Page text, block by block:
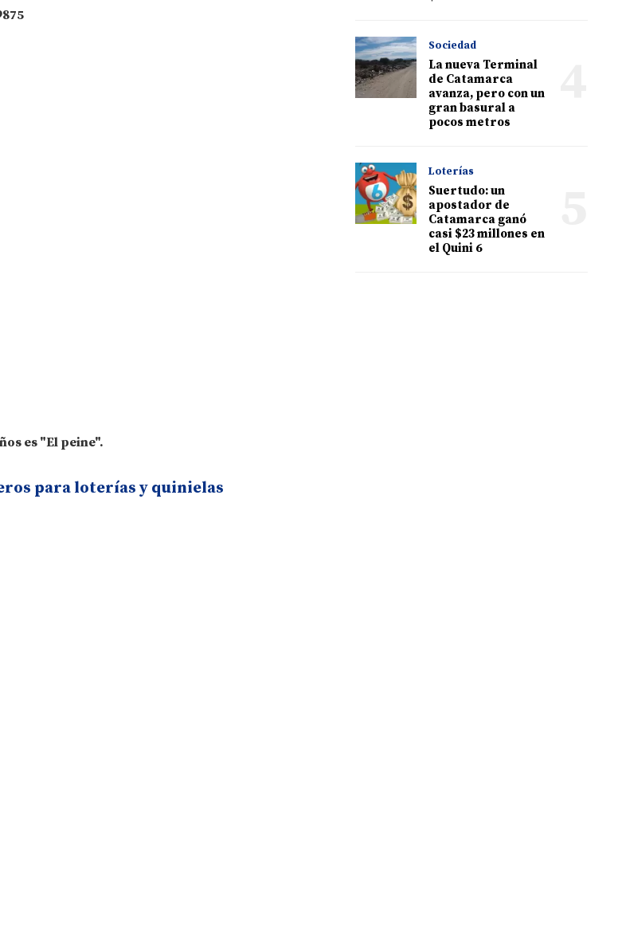
es "El peine".
para loterías y quinielas
Sociedad
La nueva Terminal
de Catamarca
avanza, pero con un
gran basural a
pocos metros
Loterías
Suertudo: un
apostador de
Catamarca ganó
casi $23 millones en
el Quini 6